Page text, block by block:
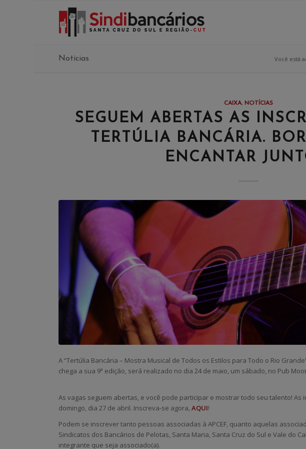
Notícias Você está
CAIXA, NOTÍCIAS
SEGUEM ABERTAS AS
TERTÚLIA BANCÁRIA.
ENCANTAR
A “Tertúlia Bancária – Mostra Musical de Todos os Estilos para Todo o Rio
chega a sua 9ª edição, será realizado no dia 24 de maio, um sábado, no Pub
As vagas seguem abertas, e você pode participar e mostrar todo seu talento! As
domingo, dia 27 de abril. Inscreva-se agora,AQUI!
Podem se inscrever tanto pessoas associadas à APCEF, quanto aquelas
Sindicatos dos Bancários de Pelotas, Santa Maria, Santa Cruz do Sul e Vale do
integrante que seja associado(a).